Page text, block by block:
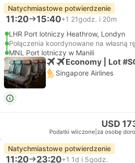
Natychmiastowe potwierdzenie
11:20 15:40+1 21godz. i 20m
LHR Port lotniczy Heathrow, Londyn
Połączenia koordynowane na własną
MNL Port lotniczy w Manili
Economy | Lot
Singapore Airlines
USD
Podatki wliczone za osobę
Natychmiastowe potwierdzenie
11:20 23:20+1 1d i 5godz.